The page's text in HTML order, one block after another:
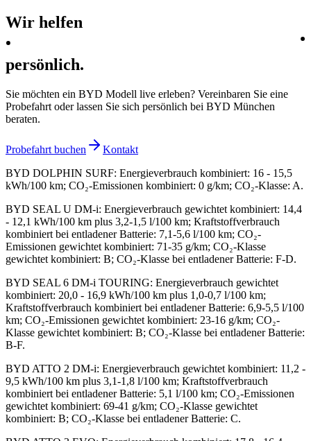
Wir helfen
persönlich.
Sie möchten ein BYD Modell live erleben? Vereinbaren Sie eine
Probefahrt oder lassen Sie sich persönlich bei BYD München
beraten.
Probefahrt buchen
Kontakt
BYD DOLPHIN SURF: Energieverbrauch kombiniert: 16 - 15,5
kWh/100 km; CO₂-Emissionen kombiniert: 0 g/km; CO₂-Klasse: A.
BYD SEAL U DM-i: Energieverbrauch gewichtet kombiniert: 14,4
- 12,1 kWh/100 km plus 3,2-1,5 l/100 km; Kraftstoffverbrauch
kombiniert bei entladener Batterie: 7,1-5,6 l/100 km; CO₂-
Emissionen gewichtet kombiniert: 71-35 g/km; CO₂-Klasse
gewichtet kombiniert: B; CO₂-Klasse bei entladener Batterie: F-D.
BYD SEAL 6 DM-i TOURING: Energieverbrauch gewichtet
kombiniert: 20,0 - 16,9 kWh/100 km plus 1,0-0,7 l/100 km;
Kraftstoffverbrauch kombiniert bei entladener Batterie: 6,9-5,5 l/100
km; CO₂-Emissionen gewichtet kombiniert: 23-16 g/km; CO₂-
Klasse gewichtet kombiniert: B; CO₂-Klasse bei entladener Batterie:
B-F.
BYD ATTO 2 DM-i: Energieverbrauch gewichtet kombiniert: 11,2 -
9,5 kWh/100 km plus 3,1-1,8 l/100 km; Kraftstoffverbrauch
kombiniert bei entladener Batterie: 5,1 l/100 km; CO₂-Emissionen
gewichtet kombiniert: 69-41 g/km; CO₂-Klasse gewichtet
kombiniert: B; CO₂-Klasse bei entladener Batterie: C.